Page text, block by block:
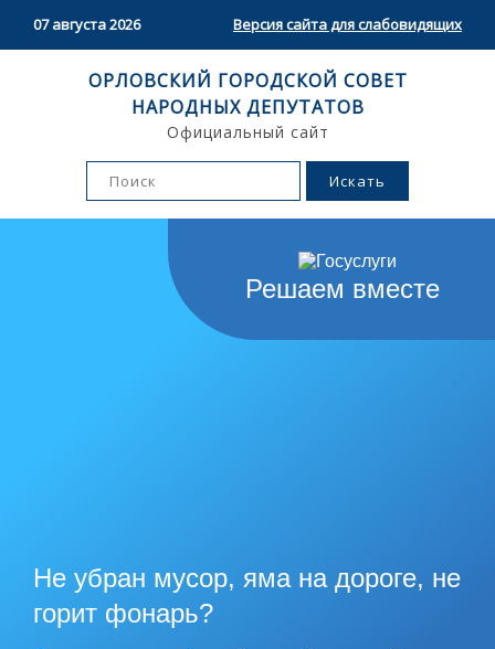
07 августа 2026 Версия сайта для слабовидящих
ОРЛОВСКИЙ ГОРОДСКОЙ СОВЕТ
НАРОДНЫХ ДЕПУТАТОВ
Официальный сайт
Решаем вместе
Не убран мусор, яма на дороге, не
горит фонарь?